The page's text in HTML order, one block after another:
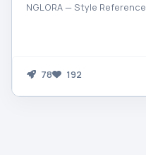
NGLORA — Style Reference
78 192